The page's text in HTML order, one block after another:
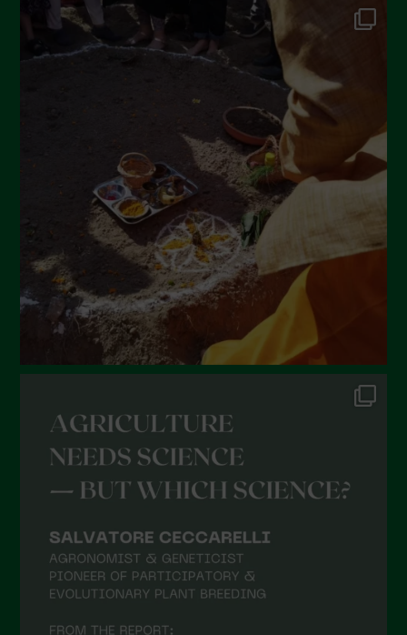
Ottobre 2022
Settembre 2022
Aprile 2022
Marzo 2022
Febbraio 2022
Gennaio 2022
Dicembre 2021
Novembre 2021
Settembre 2021
Agosto 2021
Luglio 2021
Aprile 2021